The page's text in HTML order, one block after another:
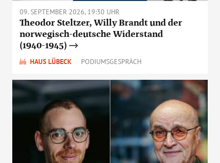
09. SEPTEMBER 2026, 19:30 UHR
Theodor Steltzer, Willy Brandt und der
norwegisch-deutsche Widerstand
(1940-1945)
HAUS LÜBECK PODIUMSGESPRÄCH